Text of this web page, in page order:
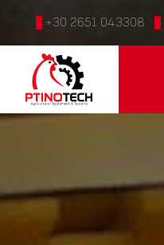
+30 2651 043308